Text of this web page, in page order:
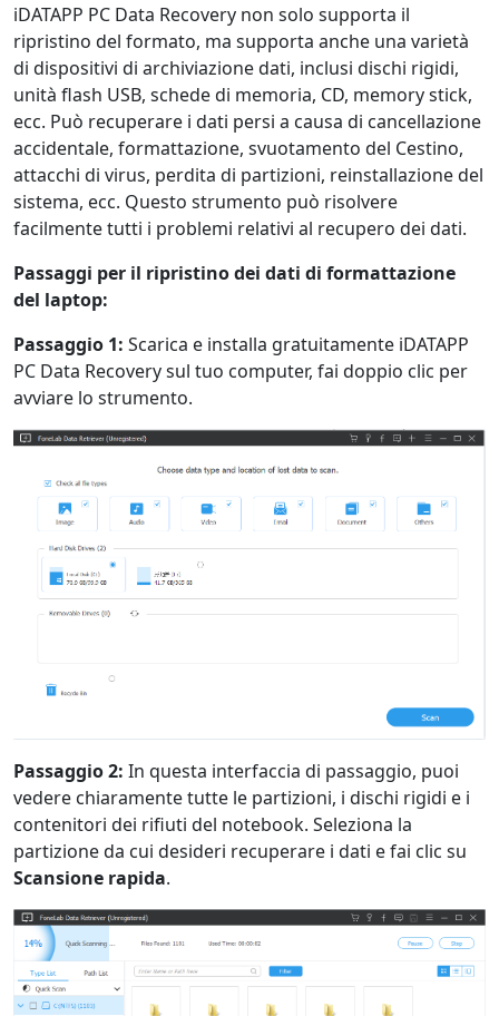
iDATAPP PC Data Recovery non solo supporta il
ripristino del formato, ma supporta anche una varietà
di dispositivi di archiviazione dati, inclusi dischi rigidi,
unità flash USB, schede di memoria, CD, memory stick,
ecc. Può recuperare i dati persi a causa di cancellazione
accidentale, formattazione, svuotamento del Cestino,
attacchi di virus, perdita di partizioni, reinstallazione del
sistema, ecc. Questo strumento può risolvere
facilmente tutti i problemi relativi al recupero dei dati.
Passaggi per il ripristino dei dati di formattazione
del laptop:
Passaggio 1: Scarica e installa gratuitamente iDATAPP
PC Data Recovery sul tuo computer, fai doppio clic per
avviare lo strumento.
Passaggio 2: In questa interfaccia di passaggio, puoi
vedere chiaramente tutte le partizioni, i dischi rigidi e i
contenitori dei rifiuti del notebook. Seleziona la
partizione da cui desideri recuperare i dati e fai clic su
Scansione rapida.
English Nederlands
Tiếng Việt
日本
Español
Português
Deutsche
Français
Italiano
Norsk
Suomalainen
Svenska
Dansk
Türk
русский
தமிழ்